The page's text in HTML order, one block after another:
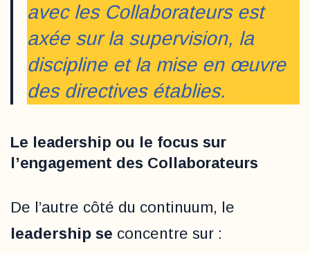
avec les Collaborateurs est
axée sur la supervision, la
discipline et la mise en œuvre
des directives établies.
Le leadership ou le focus sur
l’engagement des Collaborateurs
De l’autre côté du continuum, le
leadership se concentre sur :